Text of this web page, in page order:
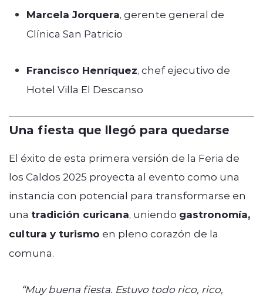
Marcela Jorquera, gerente general de
Clínica San Patricio
Francisco Henríquez, chef ejecutivo de
Hotel Villa El Descanso
Una fiesta que llegó para quedarse
El éxito de esta primera versión de la Feria de
los Caldos 2025 proyecta al evento como una
instancia con potencial para transformarse en
una tradición curicana, uniendo gastronomía,
cultura y turismo en pleno corazón de la
comuna.
“Muy buena fiesta. Estuvo todo rico, rico,